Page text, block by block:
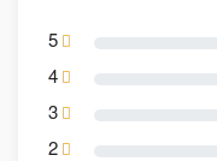
5
4
3
2